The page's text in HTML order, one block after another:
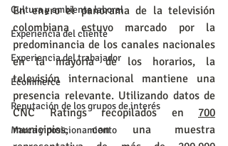
Cultura y ambiente laboral
Experiencia del cliente
Experiencia del trabajador
Ecommerce
Reputación de los grupos de interés
Marca y posicionamiento
En enero el panorama de la televisión
colombiana estuvo marcado por la
predominancia de los canales nacionales
en la mayoría de los horarios, la
televisión internacional mantiene una
presencia relevante. Utilizando datos de
CNC Ratings recopilados en 700
municipios, con una muestra